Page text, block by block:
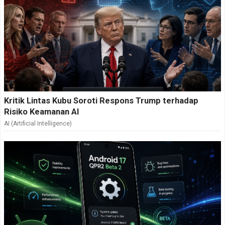
konsolidasi dan eksekusi bisa berjalan lebih cepat.
“Harus langsung dikumpulkan, dikonsolidasikan, dan
dieksekusi. Kami siap menyiapkan tempat agar tim
bisa bekerja setiap hari,” kata Robben Rico,
Sekretaris Jenderal Kemensos lewat keterangan
resmi yang diterima
Hedra.ID , Senin (4/5/2026).
Dari hasil uji coba, sistem digitalisasi bansos disebut
telah berjalan sekitar 80 persen dari target. Namun,
kelengkapan data yang menjadi fokus pembenahan
berikutnya.
Untuk menjaga akuntabilitas, Kemensos juga
mendorong keterlibatan Badan Pengawasan
Keuangan dan Pembangunan (BPKP) sejak tahap
Kritik Lintas Kubu Soroti Respons Trump terhadap
Risiko Keamanan AI
AI (Artificial Intelligence)